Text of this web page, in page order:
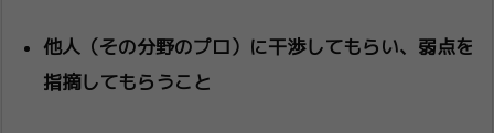
他人（その分野のプロ）に干渉してもらい、弱点を
指摘してもらうこと